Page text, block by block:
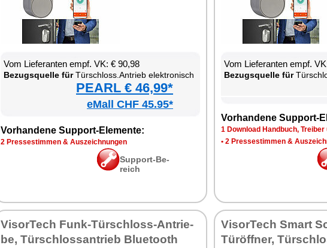
Vom Lie­fe­ran­ten empf. VK: € 90,98
Be­zugs­quel­le fürTür­schloss.An­trieb elek­tro­nisch
PEARL € 46,99*
eMall CHF 45.95*
Vor­han­de­ne Sup­port-Ele­men­te:
2 Pres­se­stim­men & Aus­zeich­nun­gen
Sup­port-Be­
reich
Vom Lie­fe­ran­ten empf.
Be­zugs­quel­le für
Vor­han­de­ne Sup­port-
1 Down­load Hand­buch, Trei­ber
• 2 Pres­se­stim­men &
Vi­sor­Tech Funk-Tür­schloss-An­trie­
be, Tür­schloss­an­trieb Blue­tooth
Vi­sor­Tech Smart
Tür­öff­ner,